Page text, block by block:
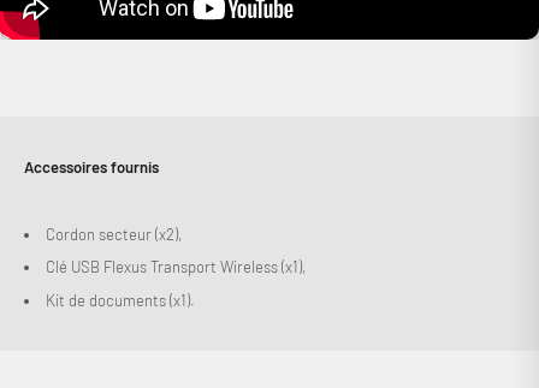
Accessoires fournis
Cordon secteur (x2),
Clé USB Flexus Transport Wireless (x1),
Kit de documents (x1).